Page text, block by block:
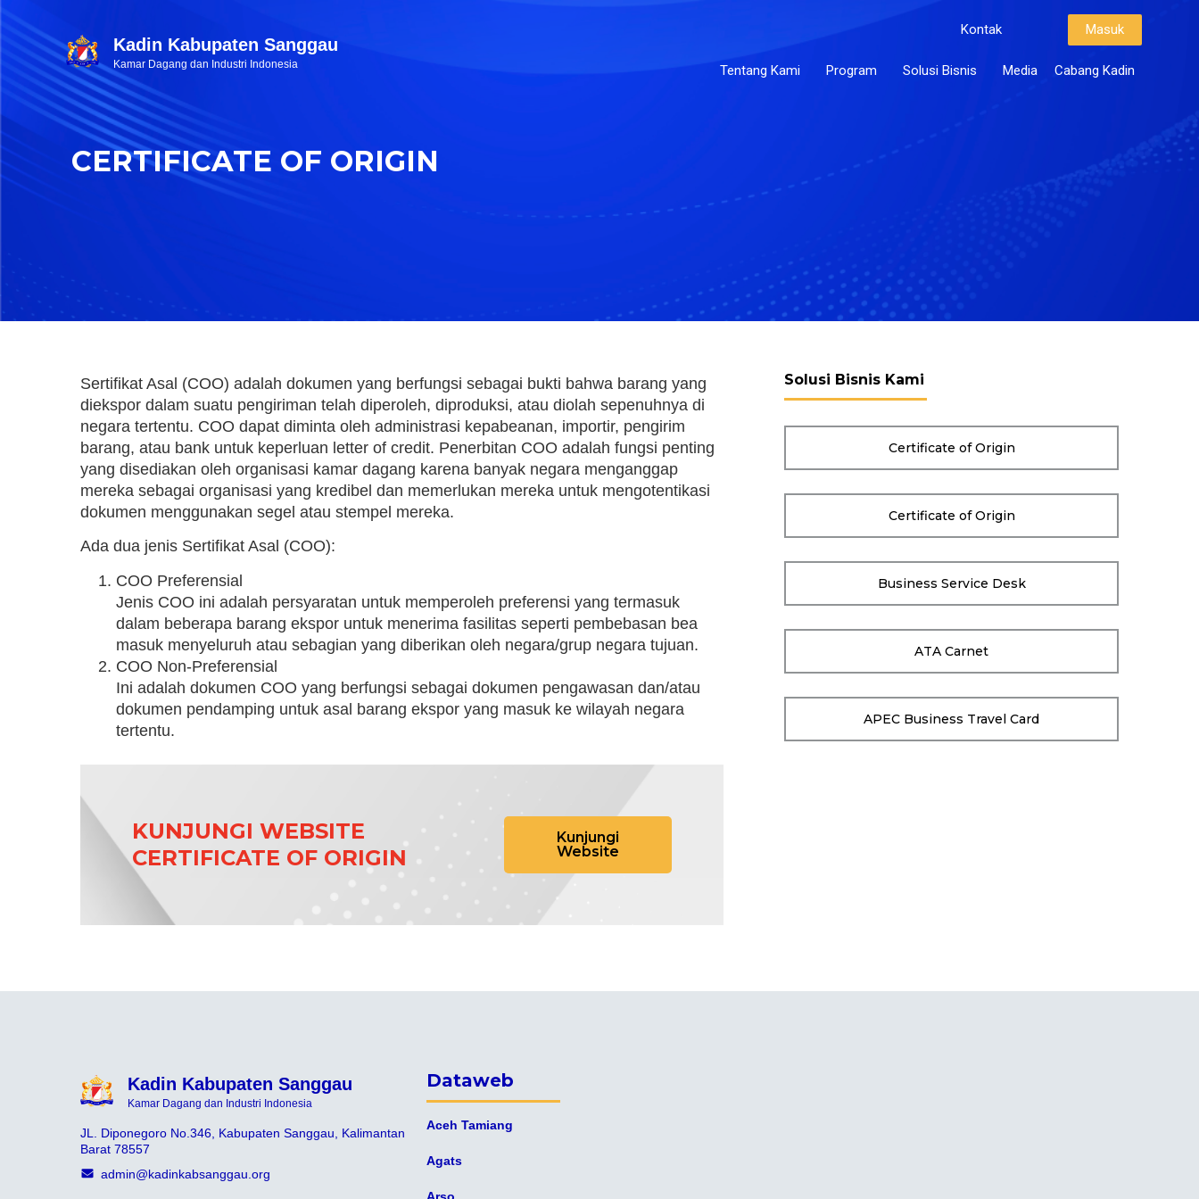
Kadin Kabupaten Sanggau
Kamar Dagang dan Industri Indonesia
Kontak Masuk
Tentang Kami Program Solusi Bisnis Media Cabang Kadin
CERTIFICATE OF ORIGIN
Sertifikat Asal (COO) adalah dokumen yang berfungsi sebagai bukti bahwa barang yang
diekspor dalam suatu pengiriman telah diperoleh, diproduksi, atau diolah sepenuhnya di
negara tertentu. COO dapat diminta oleh administrasi kepabeanan, importir, pengirim
barang, atau bank untuk keperluan letter of credit. Penerbitan COO adalah fungsi penting
yang disediakan oleh organisasi kamar dagang karena banyak negara menganggap
mereka sebagai organisasi yang kredibel dan memerlukan mereka untuk mengotentikasi
dokumen menggunakan segel atau stempel mereka.
Ada dua jenis Sertifikat Asal (COO):
COO Preferensial
Jenis COO ini adalah persyaratan untuk memperoleh preferensi yang termasuk
dalam beberapa barang ekspor untuk menerima fasilitas seperti pembebasan bea
masuk menyeluruh atau sebagian yang diberikan oleh negara/grup negara tujuan.
COO Non-Preferensial
Ini adalah dokumen COO yang berfungsi sebagai dokumen pengawasan dan/atau
dokumen pendamping untuk asal barang ekspor yang masuk ke wilayah negara
tertentu.
KUNJUNGI WEBSITE
CERTIFICATE OF ORIGIN
Kunjungi
Website
Solusi Bisnis Kami
Certificate of Origin
Certificate of Origin
Business Service Desk
ATA Carnet
APEC Business Travel Card
Kadin Kabupaten Sanggau
Kamar Dagang dan Industri Indonesia
JL. Diponegoro No.346, Kabupaten Sanggau, Kalimantan
Barat 78557
admin@kadinkabsanggau.org
Dataweb
Aceh Tamiang
Agats
Arso